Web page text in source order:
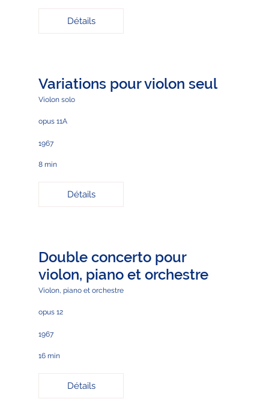
Détails
Variations pour violon seul
Violon solo
opus 11A
1967
8 min
Détails
Double concerto pour
violon, piano et orchestre
Violon, piano et orchestre
opus 12
1967
16 min
Détails